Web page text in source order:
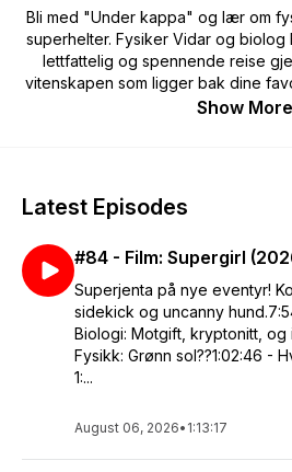
Bli med "Under kappa" og lær om
superhelter. Fysiker Vidar og biolog
lettfattelig og spennende reise
vitenskapen som ligger bak dine
egne teorier om hvordan de
universitetet i Oslo. I tillegg til
er vokalist/gitarist i biologibandet
førstelektor, driver med teater på si
radio og formidlingspodcaster, blant
og Andreas Wahls
Show More
Latest Episodes
#84 - Film: Supergirl
Superjenta på nye eventyr!
sidekick og uncanny
Biologi: Motgift, kryptonitt, og
Fysikk: Grønn sol??1:02:46 -
1:...
August 06, 2026• 1:13:17